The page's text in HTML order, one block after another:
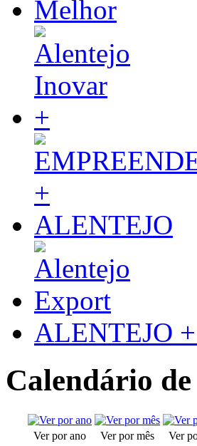
ALENTEJO
Calendário
Ver por ano Ver por mês Ver